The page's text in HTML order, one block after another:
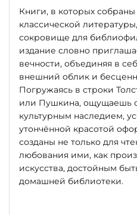
Книги, в которых
классической
сокровище для
издание словно
вечности, объединяя в
внешний облик и
Погружаясь в строки
или Пушкина, ощущаешь
культурным наследием,
утончённой красотой
созданы не только для
любования ими, как
искусства, достойным
домашней библиотеки.